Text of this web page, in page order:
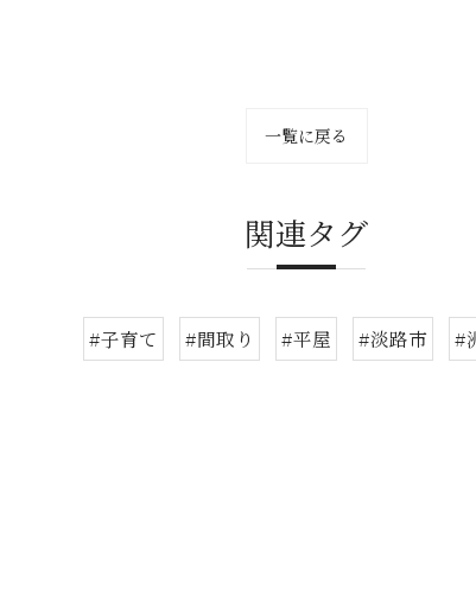
一覧に戻る
関連タグ
#子育て #間取り #平屋 #淡路市 #